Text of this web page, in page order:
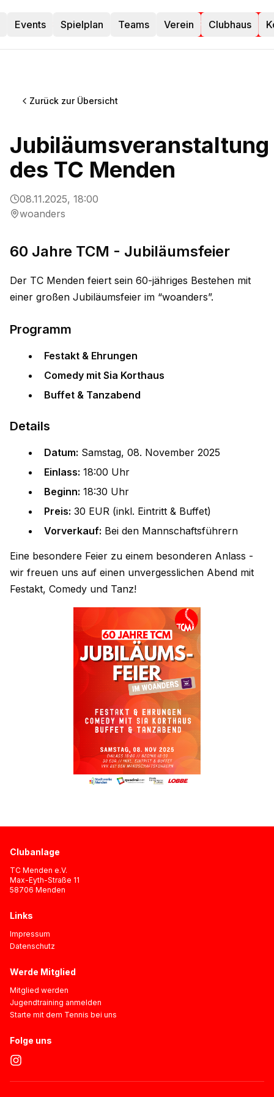
TC Menden
Events Spielplan Teams Verein Clubhaus
Platz buchen
Zurück zur Übersicht
Jubiläumsveranstaltung
des TC Menden
08.11.2025, 18:00
woanders
60 Jahre TCM - Jubiläumsfeier
Der TC Menden feiert sein 60-jähriges Bestehen mit
einer großen Jubiläumsfeier im “woanders”.
Programm
Festakt & Ehrungen
Comedy mit Sia Korthaus
Buffet & Tanzabend
Details
Datum: Samstag, 08. November 2025
Einlass: 18:00 Uhr
Beginn: 18:30 Uhr
Preis: 30 EUR (inkl. Eintritt & Buffet)
Vorverkauf: Bei den Mannschaftsführern
Eine besondere Feier zu einem besonderen Anlass -
wir freuen uns auf einen unvergesslichen Abend mit
Festakt, Comedy und Tanz!
Clubanlage
TC Menden e.V.
Max-Eyth-Straße 11
58706 Menden
Links
Impressum
Datenschutz
Werde Mitglied
Mitglied werden
Jugendtraining anmelden
Starte mit dem Tennis bei uns
Folge uns